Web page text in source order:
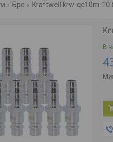
Брс Kraftwell krw-qc10m-10
В